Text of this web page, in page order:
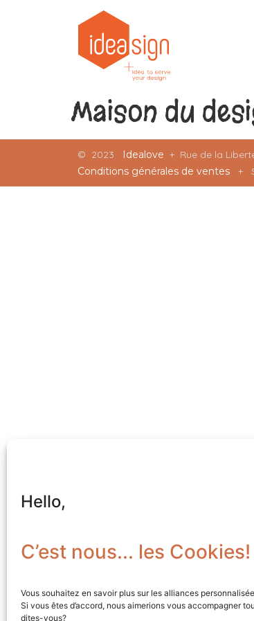
Hello,
C’est nous... les Cookies!
Vous souhaitez en savoir plus sur les alliances
Si vous êtes d’accord, nous aimerions vous accompagner
dites-vous?
Maison du
© 2023 Idealove + Rue de la
Conditions générales de ventes
+